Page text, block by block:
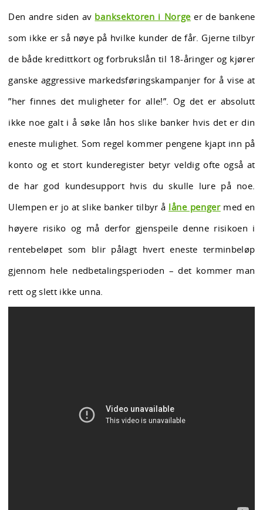
Den andre siden av banksektoren i Norge er de bankene
som ikke er så nøye på hvilke kunder de får. Gjerne tilbyr
de både kredittkort og forbrukslån til 18-åringer og kjører
ganske aggressive markedsføringskampanjer for å vise at
”her finnes det muligheter for alle!”. Og det er absolutt
ikke noe galt i å søke lån hos slike banker hvis det er din
eneste mulighet. Som regel kommer pengene kjapt inn på
konto og et stort kunderegister betyr veldig ofte også at
de har god kundesupport hvis du skulle lure på noe.
Ulempen er jo at slike banker tilbyr å låne pengermed en
høyere risiko og må derfor gjenspeile denne risikoen i
rentebeløpet som blir pålagt hvert eneste terminbeløp
gjennom hele nedbetalingsperioden – det kommer man
rett og slett ikke unna.